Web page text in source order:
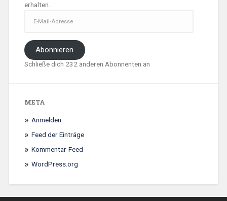
erhalten.
Mail-
Adresse
Abonnieren
Schließe dich 232 anderen Abonnenten an
META
Anmelden
Feed der Einträge
Kommentar-Feed
WordPress.org